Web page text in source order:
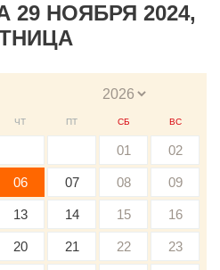
29 НОЯБРЯ 2024,
ЧТ ПТ СБ ВС
01 02
06 07 08 09
13 14 15 16
20 21 22 23